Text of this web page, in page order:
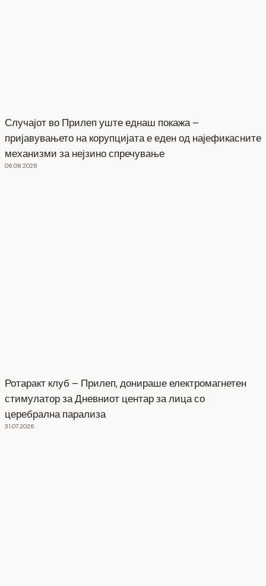
Случајот во Прилеп уште еднаш покажа –
пријавувањето на корупцијата е еден од најефикасните
механизми за нејзино спречување
06.08.2026
Ротаракт клуб – Прилеп, донираше електромагнетен
стимулатор за Дневниот центар за лица со
церебрална парализа
31.07.2026